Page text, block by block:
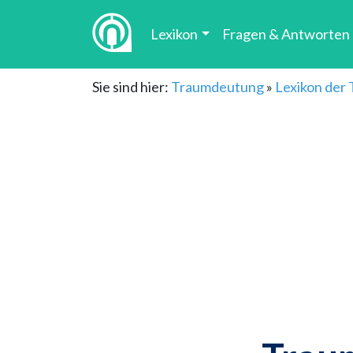
Lexikon Fragen & Antworten
Sie sind hier: Traumdeutung» Lexikon der